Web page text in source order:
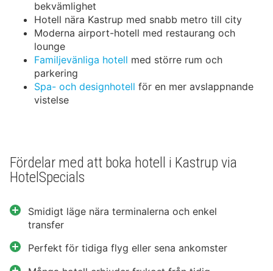
bekvämlighet
Hotell nära Kastrup med snabb metro till city
Moderna airport-hotell med restaurang och
lounge
Familjevänliga hotell med större rum och
parkering
Spa- och designhotell för en mer avslappnande
vistelse
Fördelar med att boka hotell i Kastrup via
HotelSpecials
Smidigt läge nära terminalerna och enkel
transfer
Perfekt för tidiga flyg eller sena ankomster